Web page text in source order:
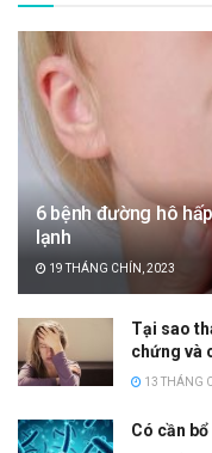
CÔNG NGHỆ
6 bệnh đường hô
lạnh
19 THÁNG CHÍN, 2023
Tại sao
chứng và
13 THÁNG
Có cần